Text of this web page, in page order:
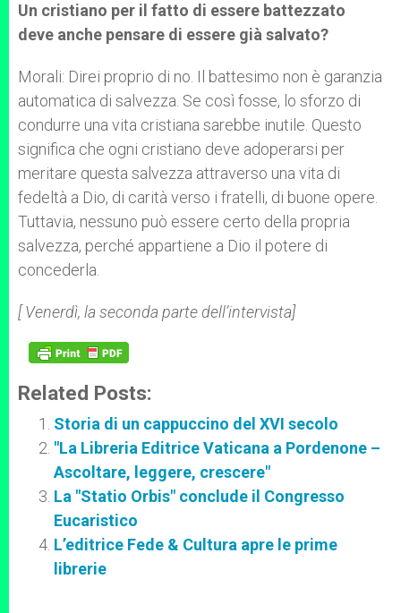
Un cristiano per il fatto di essere battezzato
deve anche pensare di essere già salvato?
Morali: Direi proprio di no. Il battesimo non è garanzia
automatica di salvezza. Se così fosse, lo sforzo di
condurre una vita cristiana sarebbe inutile. Questo
significa che ogni cristiano deve adoperarsi per
meritare questa salvezza attraverso una vita di
fedeltà a Dio, di carità verso i fratelli, di buone opere.
Tuttavia, nessuno può essere certo della propria
salvezza, perché appartiene a Dio il potere di
concederla.
[ Venerdì, la seconda parte dell’intervista]
Related Posts:
Storia di un cappuccino del XVI secolo
"La Libreria Editrice Vaticana a Pordenone –
Ascoltare, leggere, crescere"
La "Statio Orbis" conclude il Congresso
Eucaristico
L’editrice Fede & Cultura apre le prime
librerie